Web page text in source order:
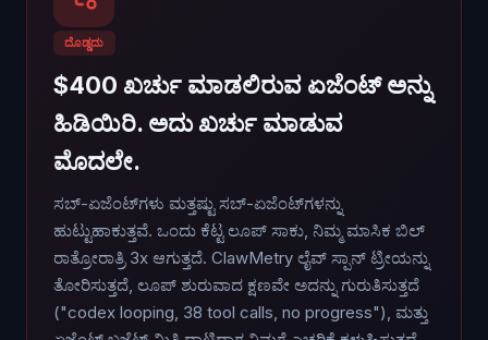
ದೊಡ್ಡದು
$400 ಖರ್ಚು ಮಾಡಲಿರುವ ಏಜೆಂಟ್ ಅನ್ನು
ಹಿಡಿಯಿರಿ. ಅದು ಖರ್ಚು ಮಾಡುವ
ಮೊದಲೇ.
ಸಬ್-ಏಜೆಂಟ್‌ಗಳು ಮತ್ತಷ್ಟು ಸಬ್-ಏಜೆಂಟ್‌ಗಳನ್ನು
ಹುಟ್ಟುಹಾಕುತ್ತವೆ. ಒಂದು ಕೆಟ್ಟ ಲೂಪ್ ಸಾಕು, ನಿಮ್ಮ ಮಾಸಿಕ ಬಿಲ್
ರಾತ್ರೋರಾತ್ರಿ 3x ಆಗುತ್ತದೆ. ClawMetry ಲೈವ್ ಸ್ಪಾನ್ ಟ್ರೀಯನ್ನು
ತೋರಿಸುತ್ತದೆ, ಲೂಪ್ ಶುರುವಾದ ಕ್ಷಣವೇ ಅದನ್ನು ಗುರುತಿಸುತ್ತದೆ
("codex looping, 38 tool calls, no progress"), ಮತ್ತು